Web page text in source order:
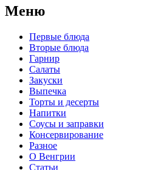
Меню
Первые блюда
Вторые блюда
Гарнир
Салаты
Закуски
Выпечка
Торты и десерты
Напитки
Соусы и заправки
Консервирование
Разное
О Венгрии
Статьи